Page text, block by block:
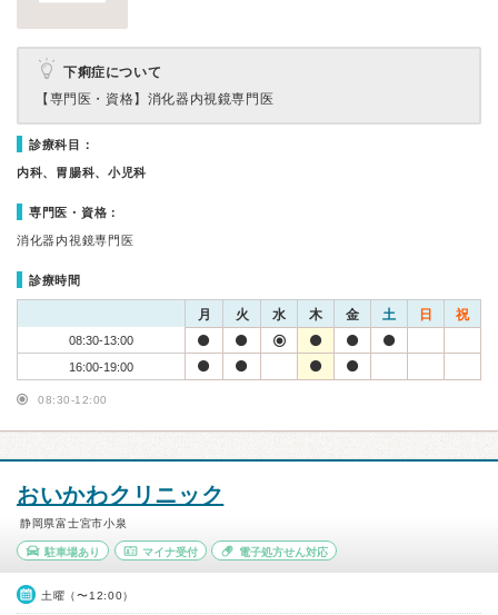
下痢症について
【専門医・資格】 消化器内視鏡専門医
診療科目：
内科、胃腸科、小児科
専門医・資格：
消化器内視鏡専門医
診療時間
月 火 水 木 金 土 日 祝
08:30-13:00
16:00-19:00
08:30-12:00
おいかわクリニック
静岡県富士宮市小泉
駐車場あり マイナ受付 電子処方せん対応
土曜（〜12:00）